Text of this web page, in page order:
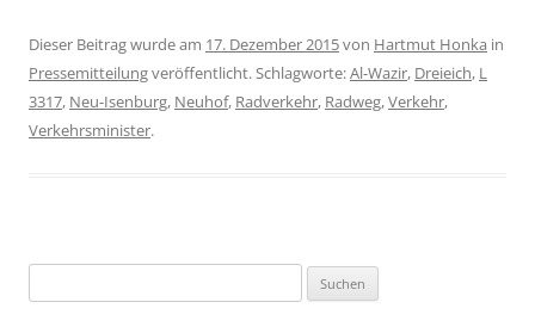
Dieser Beitrag wurde am 17. Dezember 2015von Hartmut Honka in
Pressemitteilungveröffentlicht. Schlagworte:Al-Wazir, Dreieich, L
3317, Neu-Isenburg, Neuhof, Radverkehr, Radweg,Verkehr,
Verkehrsminister.
nach: